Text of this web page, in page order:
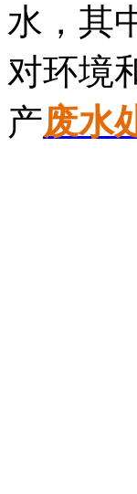
水，其
对环境
产废水